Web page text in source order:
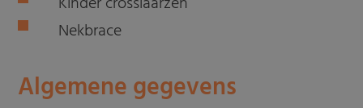
Nekbrace
Algemene gegevens